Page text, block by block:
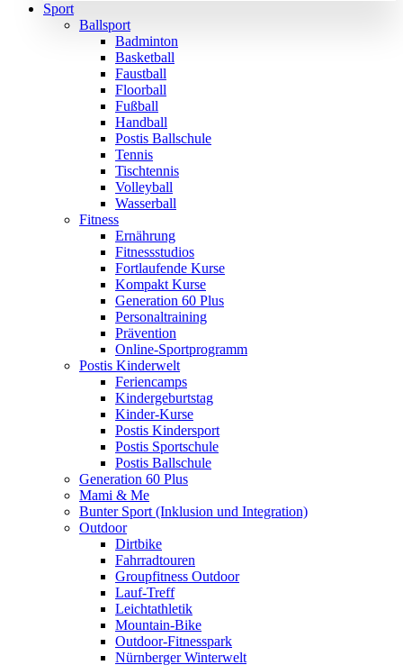
Sport
Ballsport
Badminton
Basketball
Faustball
Floorball
Fußball
Handball
Postis Ballschule
Tennis
Tischtennis
Volleyball
Wasserball
Fitness
Ernährung
Fitnessstudios
Fortlaufende Kurse
Kompakt Kurse
Generation 60 Plus
Personaltraining
Prävention
Online-Sportprogramm
Postis Kinderwelt
Feriencamps
Kindergeburtstag
Kinder-Kurse
Postis Kindersport
Postis Sportschule
Postis Ballschule
Generation 60 Plus
Mami & Me
Bunter Sport (Inklusion und Integration)
Outdoor
Dirtbike
Fahrradtouren
Groupfitness Outdoor
Lauf-Treff
Leichtathletik
Mountain-Bike
Outdoor-Fitnesspark
Nürnberger Winterwelt